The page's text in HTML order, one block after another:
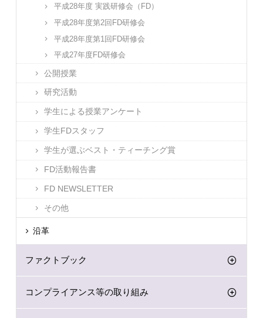
平成28年度 実践研修会（FD）
平成28年度第2回FD研修会
平成28年度第1回FD研修会
平成27年度FD研修会
公開授業
研究活動
学生による授業アンケート
学生FDスタッフ
学生が選ぶベスト・ティーチング賞
FD活動報告書
FD NEWSLETTER
その他
沿革
ファクトブック
コンプライアンス等の取り組み